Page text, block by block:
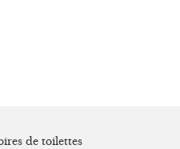
de toilettes